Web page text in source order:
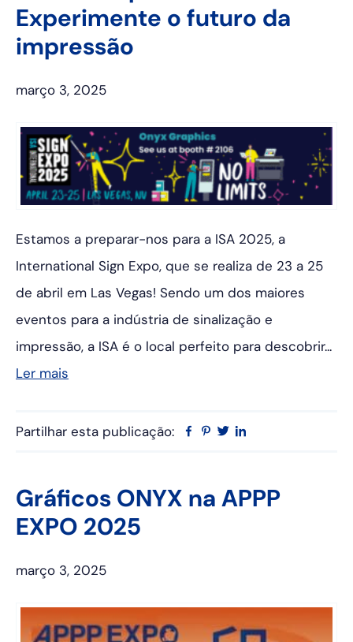
Experimente o futuro da
impressão
março 3, 2025
Estamos a preparar-nos para a ISA 2025, a
International Sign Expo, que se realiza de 23 a 25
de abril em Las Vegas! Sendo um dos maiores
eventos para a indústria de sinalização e
impressão, a ISA é o local perfeito para descobrir...
Ler mais
Partilhar esta publicação: Facebook
Pinterest
Twitter
Gráficos ONYX na APPP
EXPO 2025
março 3, 2025